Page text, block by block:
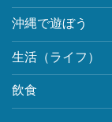
沖縄で遊ぼう
生活（ライフ）
飲食